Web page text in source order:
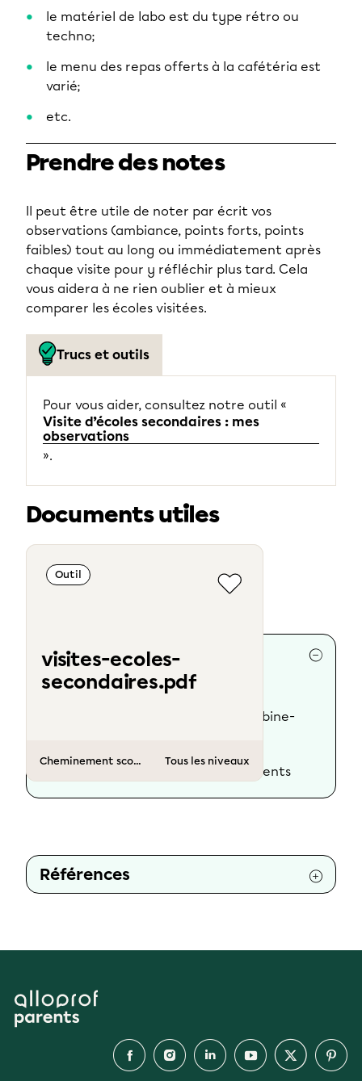
le matériel de labo est du type rétro ou
techno;
le menu des repas offerts à la cafétéria est
varié;
etc.
Prendre des notes
Il peut être utile de noter par écrit vos
observations (ambiance, points forts, points
faibles) tout au long ou immédiatement après
chaque visite pour y réfléchir plus tard. Cela
vous aidera à ne rien oublier et à mieux
comparer les écoles visitées.
Trucs et outils
Pour vous aider, consultez notre outil «
Visite d’écoles secondaires : mes
observations
».
Documents utiles
Outil
visites-ecoles-
secondaires.pdf
Cheminement scolaire au Québec Tous les niveaux
Collaborateurs
Marie-Claude Ouellet
Mathieu Labine-
L'équipe d'Alloprof Parents
Références